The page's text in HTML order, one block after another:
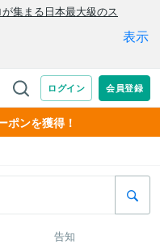
ポンを獲得！
告知